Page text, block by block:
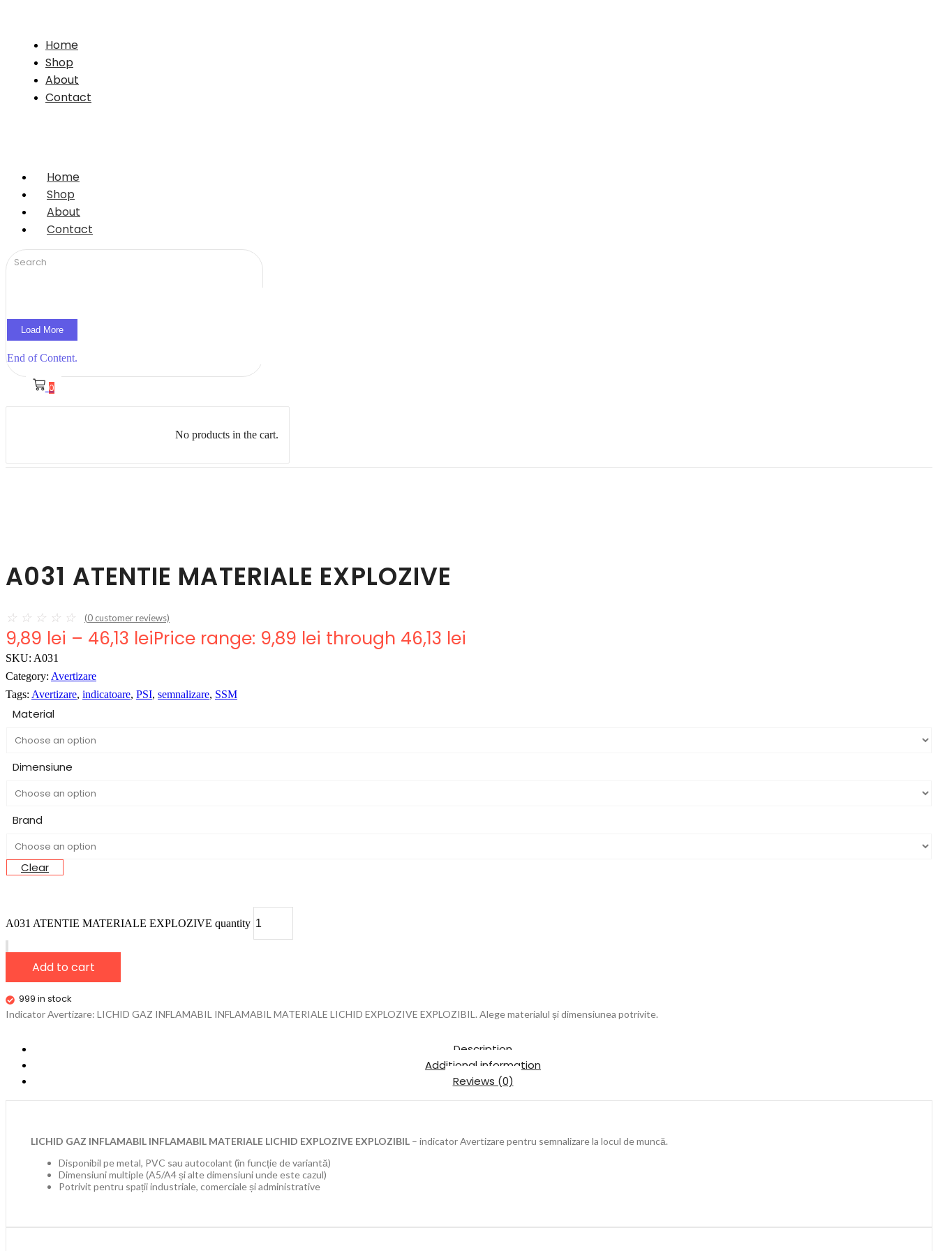
Home
Shop
About
Contact
Home
Shop
About
Contact
Load More
End of Content.
0
No products in the cart.
A031 ATENTIE MATERIALE EXPLOZIVE
☆ ☆ ☆ ☆ ☆ (0 customer reviews)
9,89 lei – 46,13 leiPrice range: 9,89 lei through 46,13 lei
SKU: A031
Category: Avertizare
Tags: Avertizare, indicatoare, PSI, semnalizare, SSM
Material
Dimensiune
Brand
Clear
A031 ATENTIE MATERIALE EXPLOZIVE quantity
Add to cart
999 in stock
Indicator Avertizare: LICHID GAZ INFLAMABIL INFLAMABIL MATERIALE LICHID EXPLOZIVE EXPLOZIBIL. Alege materialul și dimensiunea potrivite.
Description
Additional information
Reviews (0)
LICHID GAZ INFLAMABIL INFLAMABIL MATERIALE LICHID EXPLOZIVE EXPLOZIBIL – indicator Avertizare pentru semnalizare la locul de muncă.
Disponibil pe metal, PVC sau autocolant (în funcție de variantă)
Dimensiuni multiple (A5/A4 și alte dimensiuni unde este cazul)
Potrivit pentru spații industriale, comerciale și administrative